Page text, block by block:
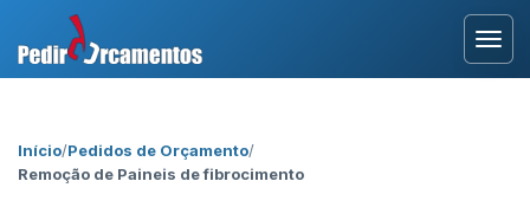
Início/Pedidos de Orçamento/
Remoção de Paineis de fibrocimento
Área Profissional